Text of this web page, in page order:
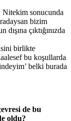
Nitekim sonucunda
bizim
dışına çıktığınızda
birlikte
bu koşullarda
belki burada
de bu
oldu?